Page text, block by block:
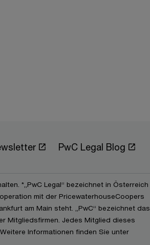
PwC Legal Blog
*„PwC Legal“ bezeichnet in Österreich
mit der PricewaterhouseCoopers
am Main steht. „PwC“ bezeichnet das
Mitgliedsfirmen. Jedes Mitglied dieses
Informationen finden Sie unter